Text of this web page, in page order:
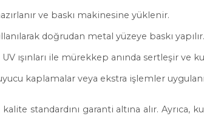
ve baskı makinesine yüklenir.
doğrudan metal yüzeye baskı yapılır.
UV ışınları ile mürekkep anında sertleşir ve
kaplamalar veya ekstra işlemler
standardını garanti altına alır.